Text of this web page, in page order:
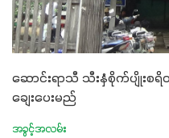
ဆောင်းရာသီ သီးနှံစိုက်ပျိုးစ
ချေးပေးမည်
အခွင့်အလမ်း